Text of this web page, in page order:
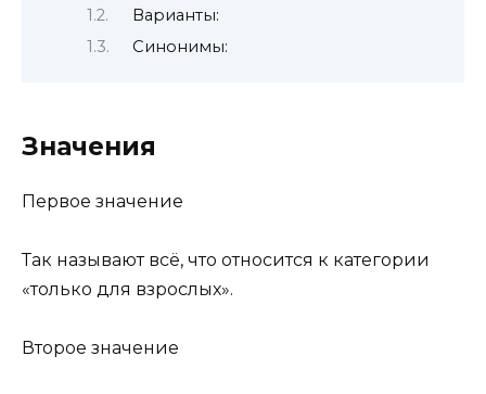
Варианты:
Синонимы:
Значения
Первое значение
Так называют всё, что относится к категории
«только для взрослых».
Второе значение